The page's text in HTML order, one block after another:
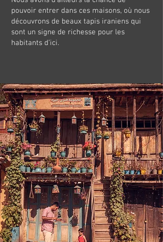
pouvoir entrer dans ces maisons, où nous
découvrons de beaux tapis iraniens qui
sont un signe de richesse pour les
habitants d’ici.